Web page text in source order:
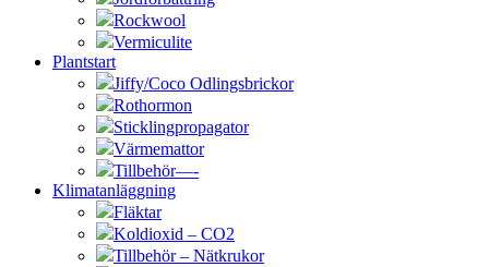
Rockwool
Vermiculite
Plantstart
Jiffy/Coco Odlingsbrickor
Rothormon
Sticklingpropagator
Värmemattor
Tillbehör—-
Klimatanläggning
Fläktar
Koldioxid – CO2
Tillbehör – Nätkrukor